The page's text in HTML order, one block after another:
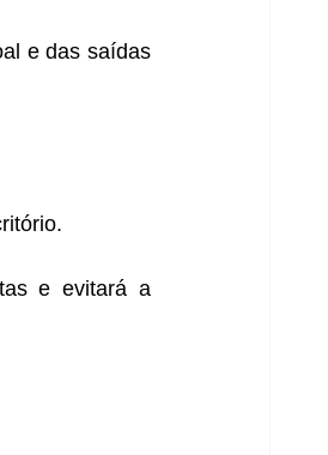
e das saídas
e evitará a